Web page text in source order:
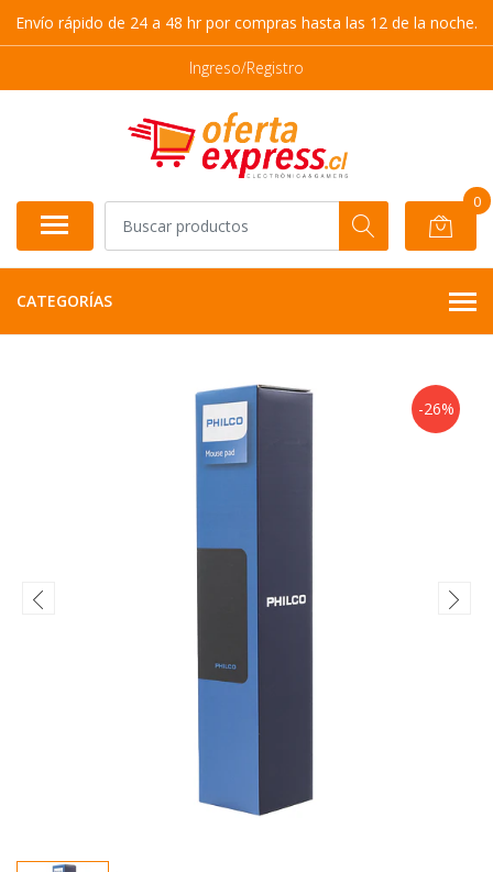
Envío rápido de 24 a 48 hr por compras hasta las 12 de la noche.
Ingreso/Registro
0
CATEGORÍAS
-26%